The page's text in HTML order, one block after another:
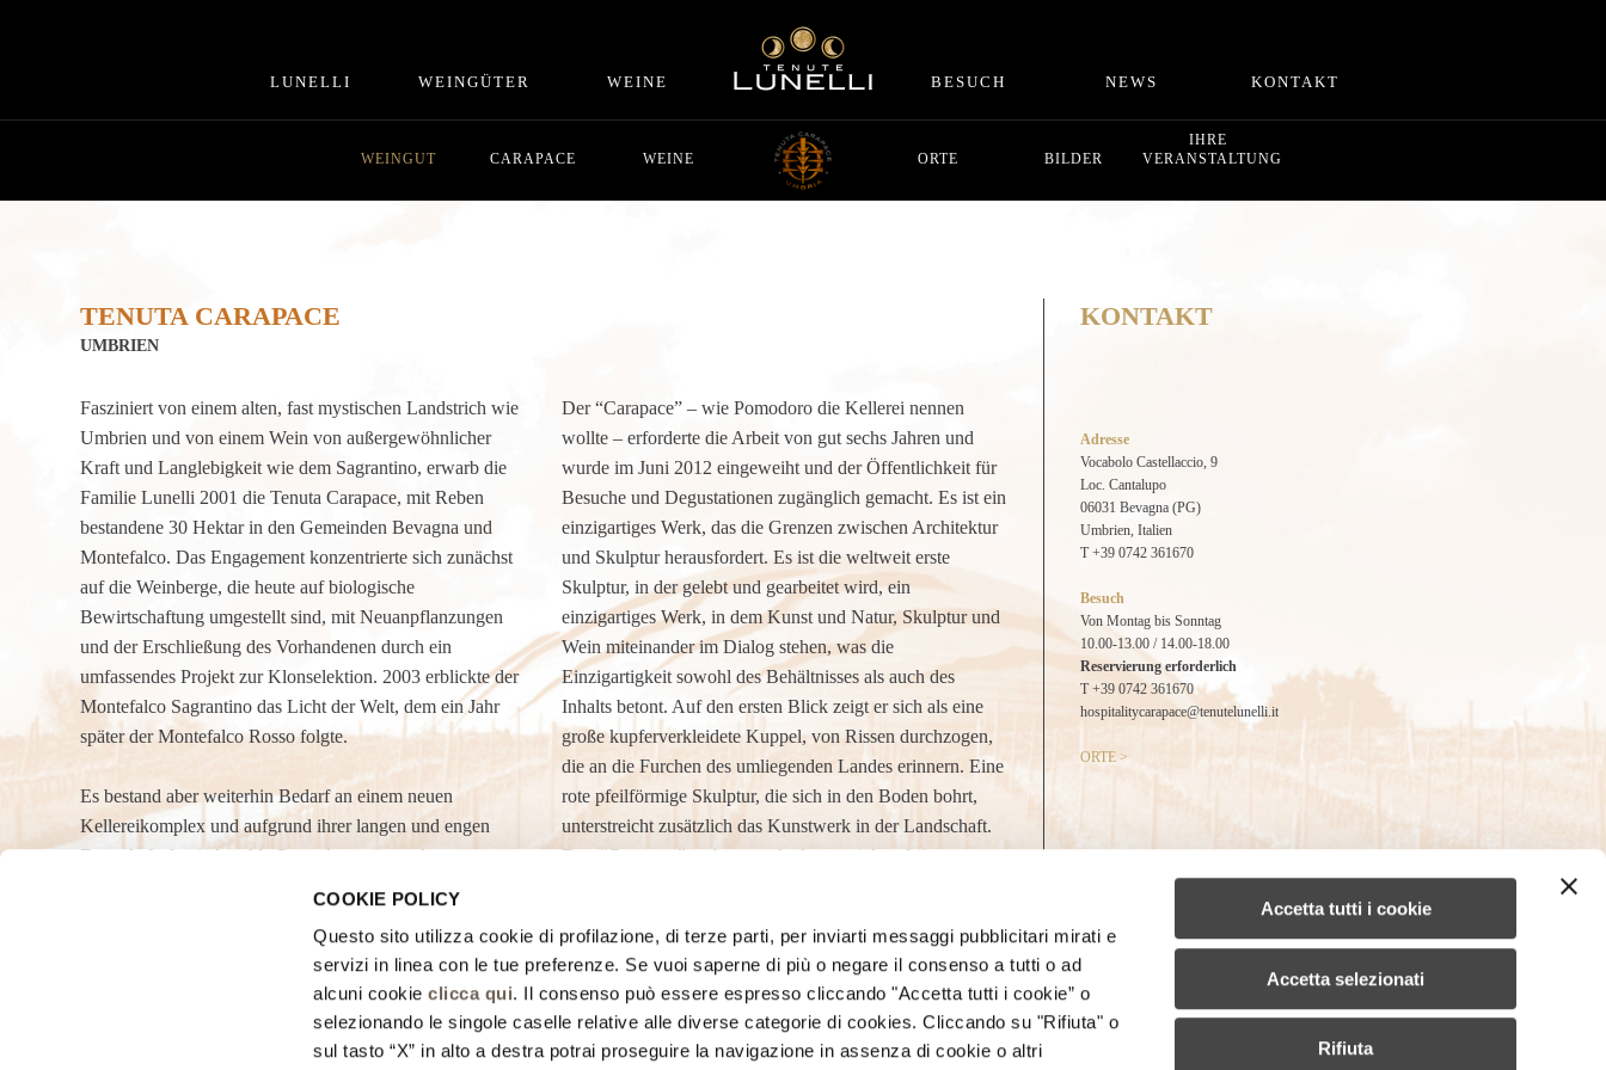
COOKIE POLICY
Questo sito utilizza cookie di profilazione, di terze parti, per inviarti messaggi pubblicitari mirati e
servizi in linea con le tue preferenze. Se vuoi saperne di più o negare il consenso a tutti o ad
alcuni cookieclicca qui. Il consenso può essere espresso cliccando "Accetta tutti i cookie” o
selezionando le singole caselle relative alle diverse categorie di cookies. Cliccando su "Rifiuta" o
sul tasto “X” in alto a destra potrai proseguire la navigazione in assenza di cookie o altri
Accetta tutti i cookie
Accetta selezionati
Rifiuta
LUNELLI WEINGÜTER WEINE BESUCH NEWS KONTAKT
WEINGUT CARAPACE WEINE ORTE BILDER
IHRE
VERANSTALTUNG
TENUTA CARAPACE
UMBRIEN
Fasziniert von einem alten, fast mystischen Landstrich wie
Umbrien und von einem Wein von außergewöhnlicher
Kraft und Langlebigkeit wie dem Sagrantino, erwarb die
Familie Lunelli 2001 die Tenuta Carapace, mit Reben
bestandene 30 Hektar in den Gemeinden Bevagna und
Montefalco. Das Engagement konzentrierte sich zunächst
auf die Weinberge, die heute auf biologische
Bewirtschaftung umgestellt sind, mit Neuanpflanzungen
und der Erschließung des Vorhandenen durch ein
umfassendes Projekt zur Klonselektion. 2003 erblickte der
Montefalco Sagrantino das Licht der Welt, dem ein Jahr
später der Montefalco Rosso folgte.
Es bestand aber weiterhin Bedarf an einem neuen
Kellereikomplex und aufgrund ihrer langen und engen
Freundschaft mit Arnaldo Pomodoro, einem der
nach dem ersten Ortstermin hatte er das Projekt vor Augen.
Der “Carapace” – wie Pomodoro die Kellerei nennen
wollte – erforderte die Arbeit von gut sechs Jahren und
wurde im Juni 2012 eingeweiht und der Öffentlichkeit für
Besuche und Degustationen zugänglich gemacht. Es ist ein
einzigartiges Werk, das die Grenzen zwischen Architektur
und Skulptur herausfordert. Es ist die weltweit erste
Skulptur, in der gelebt und gearbeitet wird, ein
einzigartiges Werk, in dem Kunst und Natur, Skulptur und
Wein miteinander im Dialog stehen, was die
Einzigartigkeit sowohl des Behältnisses als auch des
Inhalts betont. Auf den ersten Blick zeigt er sich als eine
große kupferverkleidete Kuppel, von Rissen durchzogen,
die an die Furchen des umliegenden Landes erinnern. Eine
rote pfeilförmige Skulptur, die sich in den Boden bohrt,
unterstreicht zusätzlich das Kunstwerk in der Landschaft.
Den “Carapace” zu betreten bedeutet, sich auf eine
von einem Künstler für Weine von Künstlern.
KONTAKT
Adresse
Vocabolo Castellaccio, 9
Loc. Cantalupo
06031 Bevagna (PG)
Umbrien, Italien
T +39 0742 361670
Besuch
Von Montag bis Sonntag
10.00-13.00 / 14.00-18.00
Reservierung erforderlich
T +39 0742 361670
hospitalitycarapace@tenutelunelli.it
ORTE >